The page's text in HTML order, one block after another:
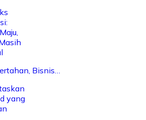
Bisnis…